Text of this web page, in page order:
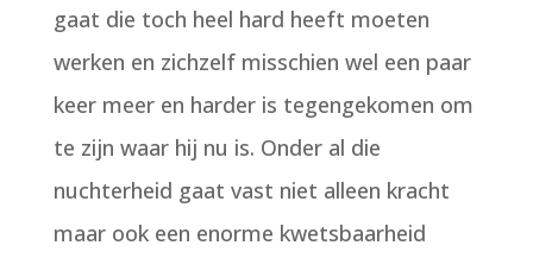
gaat die toch heel hard heeft moeten
werken en zichzelf misschien wel een paar
keer meer en harder is tegengekomen om
te zijn waar hij nu is. Onder al die
nuchterheid gaat vast niet alleen kracht
maar ook een enorme kwetsbaarheid